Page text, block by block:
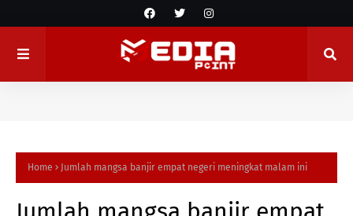
Home Jumlah mangsa banjir empat negeri meningkat malam ini